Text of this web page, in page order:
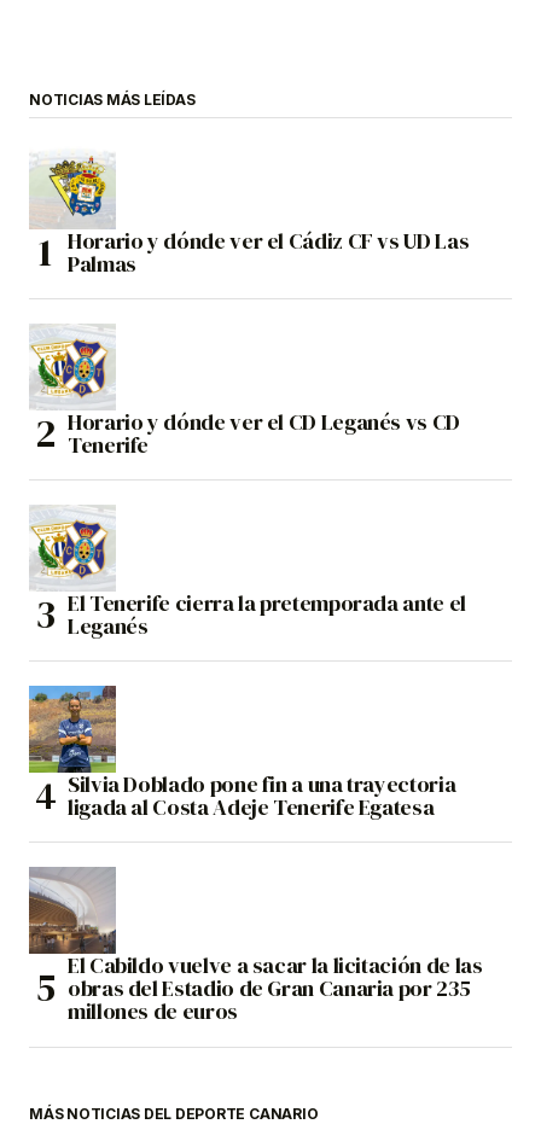
NOTICIAS MÁS LEÍDAS
Horario y dónde ver el Cádiz CF vs UD Las
Palmas
Horario y dónde ver el CD Leganés vs CD
Tenerife
El Tenerife cierra la pretemporada ante el
Leganés
Silvia Doblado pone fin a una trayectoria
ligada al Costa Adeje Tenerife Egatesa
El Cabildo vuelve a sacar la licitación de las
obras del Estadio de Gran Canaria por 235
millones de euros
MÁS NOTICIAS DEL DEPORTE CANARIO